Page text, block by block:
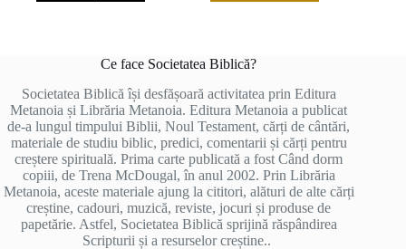
Ce face Societatea Biblică?
Societatea Biblică își desfășoară activitatea prin Editura
Metanoia și Librăria Metanoia. Editura Metanoia a publicat
de-a lungul timpului Biblii, Noul Testament, cărți de cântări,
materiale de studiu biblic, predici, comentarii și cărți pentru
creștere spirituală. Prima carte publicată a fost Când dorm
copiii, de Trena McDougal, în anul 2002. Prin Librăria
Metanoia, aceste materiale ajung la cititori, alături de alte cărți
creștine, cadouri, muzică, reviste, jocuri și produse de
papetărie. Astfel, Societatea Biblică sprijină răspândirea
Scripturii și a resurselor creștine..